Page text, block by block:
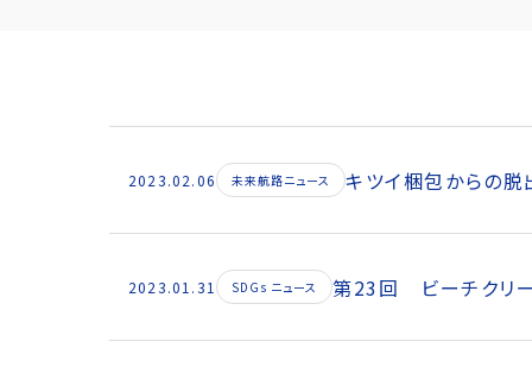
2023.02.06 未来航路ニュース キツイ梱包からの脱
2023.01.31 SDGs ニュース 第23回 ビーチクリ